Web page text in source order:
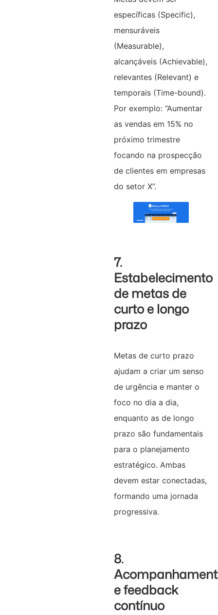
específicas (Specific),
mensuráveis
(Measurable),
alcançáveis (Achievable),
relevantes (Relevant) e
temporais (Time-bound).
Por exemplo: “Aumentar
as vendas em 15% no
próximo trimestre
focando na prospecção
de clientes em empresas
do setor X”.
7.
Estabelecimento
de metas de
curto e longo
prazo
Metas de curto prazo
ajudam a criar um senso
de urgência e manter o
foco no dia a dia,
enquanto as de longo
prazo são fundamentais
para o planejamento
estratégico. Ambas
devem estar conectadas,
formando uma jornada
progressiva.
8.
e feedback
contínuo